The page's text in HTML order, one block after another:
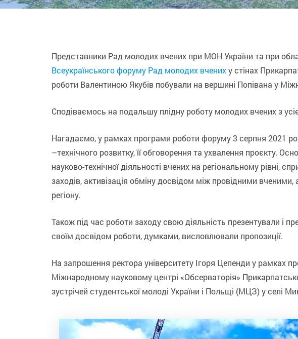
Представники Рад молодих вчених при МОН України та при
Всеукраїнського форуму Рад молодих вчениху стінах
роботи Валентиною Якубів побували на вершині Попівана у
Сподіваємось на подальшу плідну роботу молодих вчених з
Нагадаємо, у рамках програми роботи форуму 3 серпня 2021
–технічного розвитку, її обговорення та ухвалення проєкту.
науково-технічної діяльності вчених на регіональному рівні,
заходів, активізація обміну досвідом між провідними
регіону.
Також під час роботи заходу свою діяльність презентували і
своїм досвідом роботи, думками, висловлювали пропозиції.
На запрошення ректора університету Ігоря Цепенди у рамках
Міжнародному науковому центрі «Обсерваторія»
зустрічей студентської молоді України і Польщі (МЦЗ) у селі